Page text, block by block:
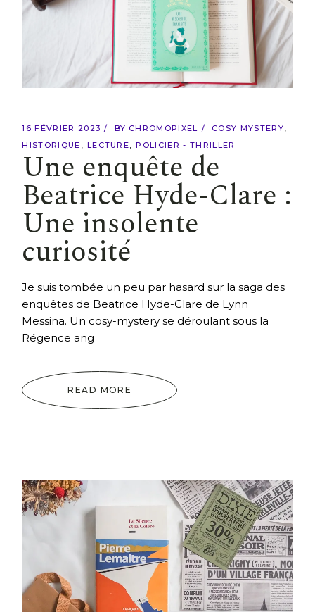
16 FÉVRIER 2023 BY CHROMOPIXEL
COSY MYSTERY
HISTORIQUE
LECTURE POLICIER - THRILLER
Une enquête de
Beatrice Hyde-Clare :
Une insolente
curiosité
Je suis tombée un peu par hasard sur la saga des
enquêtes de Beatrice Hyde-Clare de Lynn
Messina. Un cosy-mystery se déroulant sous la
Régence ang
READ MORE